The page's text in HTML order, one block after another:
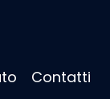
Contatti